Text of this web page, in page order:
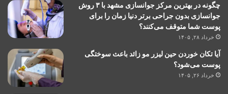
چگونه در بهترین مرکز جوانسازی مشهد با ۳ روش
جوانسازی بدون جراحی برتر دنیا زمان را برای
پوست شما متوقف می‌کنند؟
خرداد ۲۸, ۱۴۰۵
آیا تکان خوردن حین لیزر مو زائد باعث سوختگی
پوست می‌شود؟
خرداد ۲۶, ۱۴۰۵